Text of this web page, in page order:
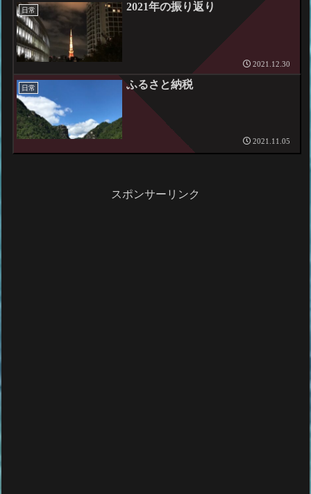
日常 2021年の振り返り
2021.12.30
日常 ふるさと納税
2021.11.05
スポンサーリンク